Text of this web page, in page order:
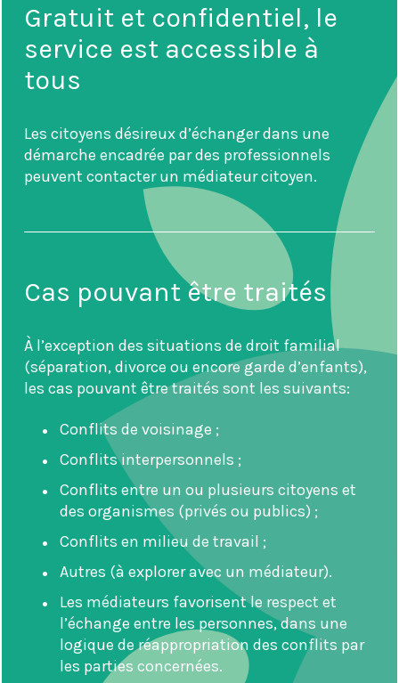
Gratuit et confidentiel, le
service est accessible à
tous
Les citoyens désireux d’échanger dans une
démarche encadrée par des professionnels
peuvent contacter un médiateur citoyen.
Cas pouvant être traités
À l’exception des situations de droit familial
(séparation, divorce ou encore garde d’enfants),
les cas pouvant être traités sont les suivants:
Conflits de voisinage ;
Conflits interpersonnels ;
Conflits entre un ou plusieurs citoyens et
des organismes (privés ou publics) ;
Conflits en milieu de travail ;
Autres (à explorer avec un médiateur).
Les médiateurs favorisent le respect et
l’échange entre les personnes, dans une
logique de réappropriation des conflits par
les parties concernées.